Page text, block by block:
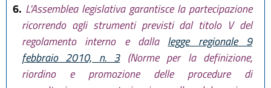
6. L'Assemblea legislativa garantisce la partecipazione
ricorrendo agli strumenti previsti dal titolo V del
regolamento interno e dalla legge regionale 9
febbraio 2010, n. 3(Norme per la definizione,
riordino e promozione delle procedure di